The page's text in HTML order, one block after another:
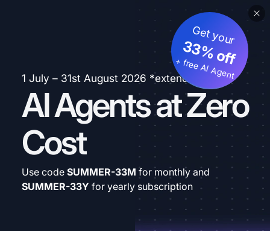
1 July – 31st August 2026 *extended
AI Agents at Zero
Cost
Get your
33% off
+ free AI Agent
Use code SUMMER-33M for monthly and
SUMMER-33Y for yearly subscription